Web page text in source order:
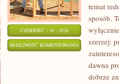
CZERWIEC - 18 - 2026
MOŻLIWOŚĆ KOMENTOWANIA PORADNIK
temat
sposób.
szerzej:
dawna
dobrze